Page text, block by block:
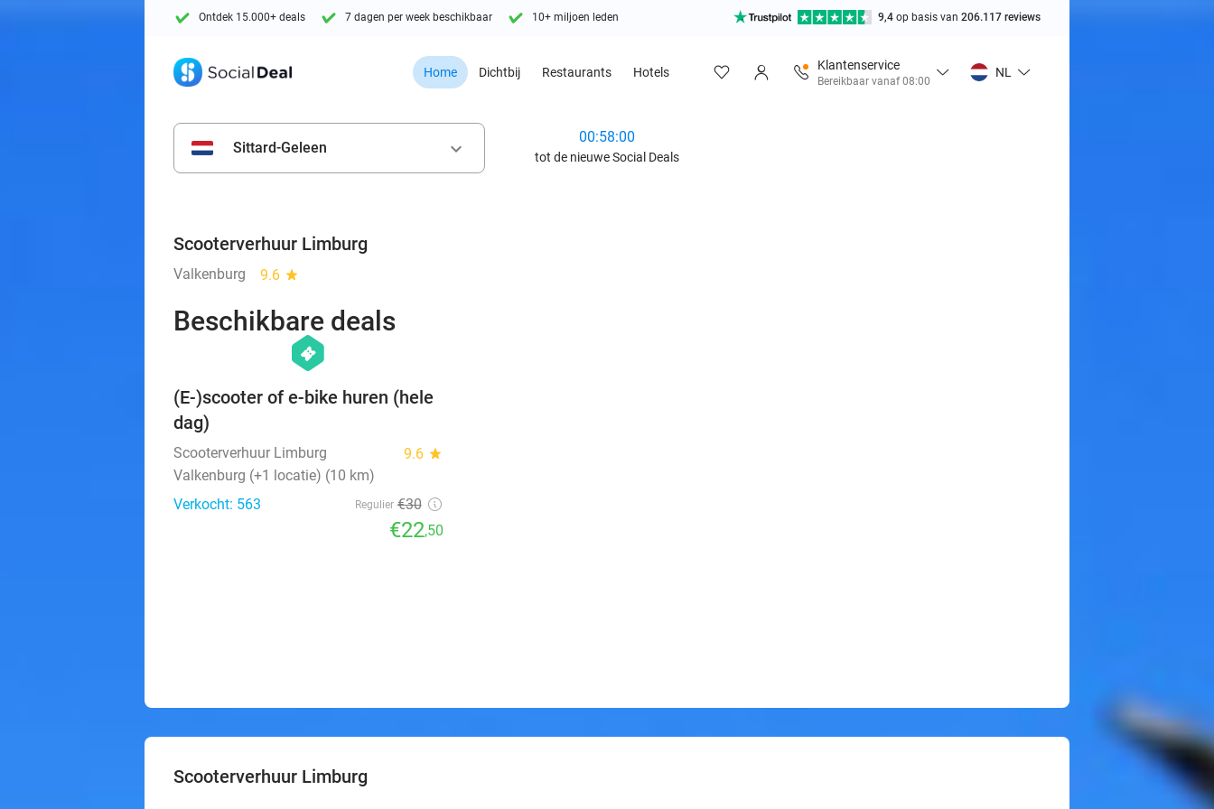
Ontdek 15.000+ deals 7 dagen per week beschikbaar 10+ miljoen leden 9,4 op basis van 206.117 reviews
Home Dichtbij Restaurants Hotels
Klantenservice
Bereikbaar vanaf 08:00
NL
Sittard-Geleen keyboard_arrow_down
00:57:58
tot de nieuwe Social Deals
Scooterverhuur Limburg
Valkenburg 9.6 star
Beschikbare deals
hexagon
events
(E-)scooter of e-bike huren (hele
dag)
Scooterverhuur Limburg 9.6 star
Valkenburg (+1 locatie) (10 km)
Verkocht: 563
Regulier €30
€22,50
Scooterverhuur Limburg